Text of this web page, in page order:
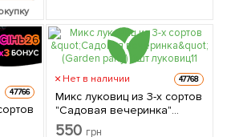
47766
Нет в наличии 47768
Микс луковиц из 3-х сортов
"Садовая вечеринка"
(Garden party) 11шт луковиц
550 грн